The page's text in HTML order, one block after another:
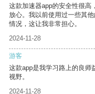
这款加速器app的安全性很高
放心。我以前使用过一些其
情况，这让我非常担心。
2024-11-28
游客
这款app是我学习路上的良师
视野。
2024-11-28